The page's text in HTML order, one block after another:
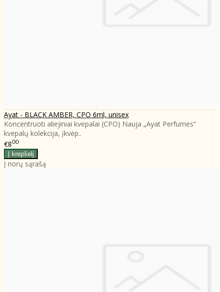
Ayat - BLACK AMBER, CPO 6ml, unisex
Koncentruoti aliejiniai kvepalai (CPO) Nauja „Ayat Perfumes“
kvepalų kolekcija, įkvėp..
€800
Į norų sąrašą